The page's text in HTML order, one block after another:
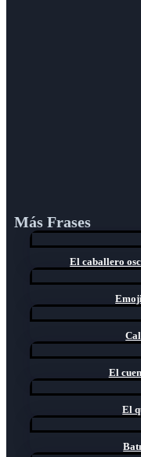
Más Frases
El caballero
El
El